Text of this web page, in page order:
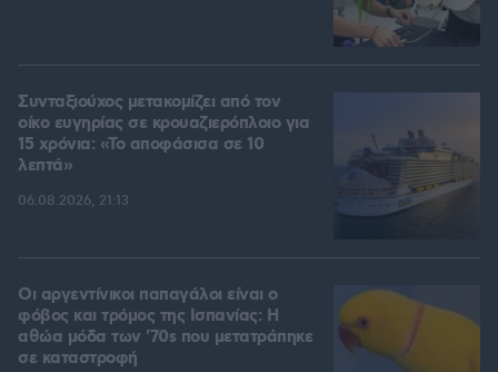
Συνταξιούχος μετακομίζει από τον
οίκο ευγηρίας σε κρουαζιερόπλοιο για
15 χρόνια: «Το αποφάσισα σε 10
λεπτά»
06.08.2026, 21:13
Οι αργεντίνικοι παπαγάλοι είναι ο
φόβος και τρόμος της Ισπανίας: Η
αθώα μόδα των '70s που μετατράπηκε
σε καταστροφή